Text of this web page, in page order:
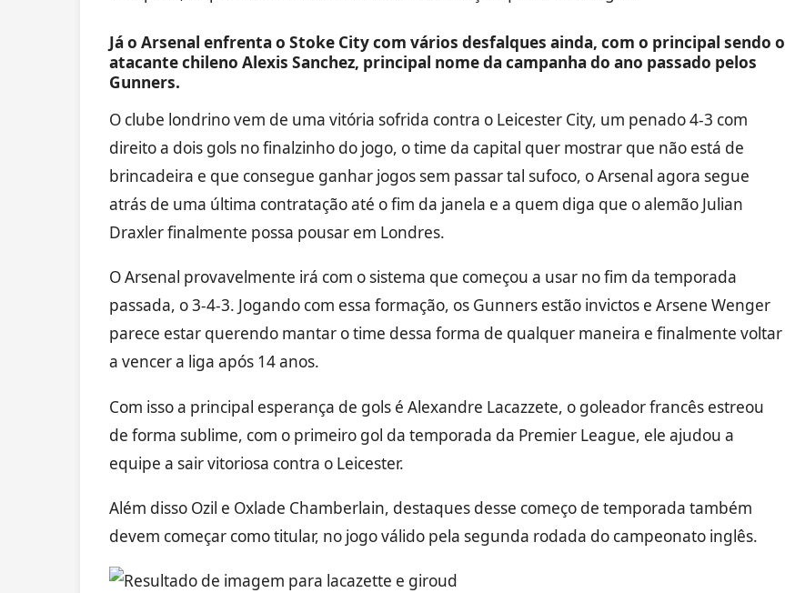
Já o Arsenal enfrenta o Stoke City com vários desfalques ainda, com o principal sendo o
atacante chileno Alexis Sanchez, principal nome da campanha do ano passado pelos
Gunners.
O clube londrino vem de uma vitória sofrida contra o Leicester City, um penado 4-3 com
direito a dois gols no finalzinho do jogo, o time da capital quer mostrar que não está de
brincadeira e que consegue ganhar jogos sem passar tal sufoco, o Arsenal agora segue
atrás de uma última contratação até o fim da janela e a quem diga que o alemão Julian
Draxler finalmente possa pousar em Londres.
O Arsenal provavelmente irá com o sistema que começou a usar no fim da temporada
passada, o 3-4-3. Jogando com essa formação, os Gunners estão invictos e Arsene Wenger
parece estar querendo mantar o time dessa forma de qualquer maneira e finalmente voltar
a vencer a liga após 14 anos.
Com isso a principal esperança de gols é Alexandre Lacazzete, o goleador francês estreou
de forma sublime, com o primeiro gol da temporada da Premier League, ele ajudou a
equipe a sair vitoriosa contra o Leicester.
Além disso Ozil e Oxlade Chamberlain, destaques desse começo de temporada também
devem começar como titular, no jogo válido pela segunda rodada do campeonato inglês.